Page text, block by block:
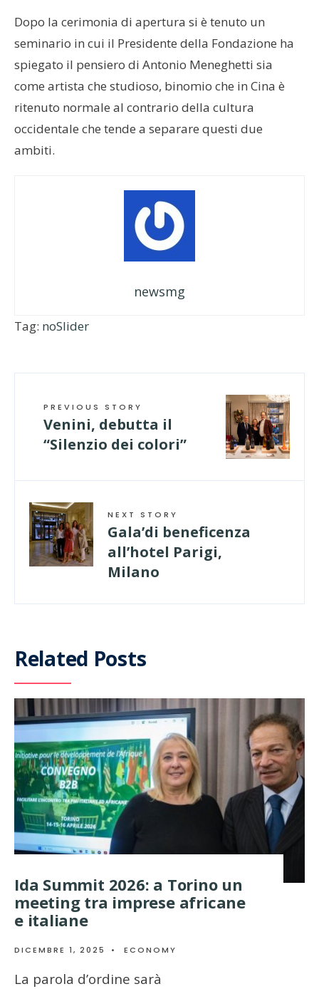
Dopo la cerimonia di apertura si è tenuto un
seminario in cui il Presidente della Fondazione ha
spiegato il pensiero di Antonio Meneghetti sia
come artista che studioso, binomio che in Cina è
ritenuto normale al contrario della cultura
occidentale che tende a separare questi due
ambiti.
newsmg
Tag: noSlider
PREVIOUS STORY
Venini, debutta il
“Silenzio dei colori”
NEXT STORY
Gala’di beneficenza
all’hotel Parigi,
Milano
Related Posts
Ida Summit 2026: a Torino un
meeting tra imprese africane
e italiane
DICEMBRE 1, 2025 • ECONOMY
La parola d’ordine sarà